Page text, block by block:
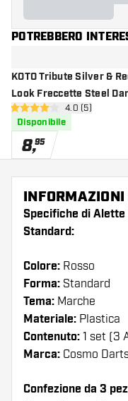
POTREBBERO
KOTO Tribute Silver &
Look Freccette Steel
apri pannello
4 stelle di valutazione
4.0 (5)
Disponibile
8,95
INFORMAZIONI
Specifiche di Alette
Standard:
Colore: Rosso
Forma: Standard
Tema: Marche
Materiale: Plastica
Contenuto: 1 set (3
Marca: Cosmo
Confezione da 3